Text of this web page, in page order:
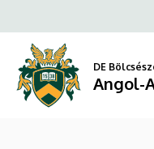
Angol-
Amerikai
Intézet
a
tartalomra
DE
Angol-